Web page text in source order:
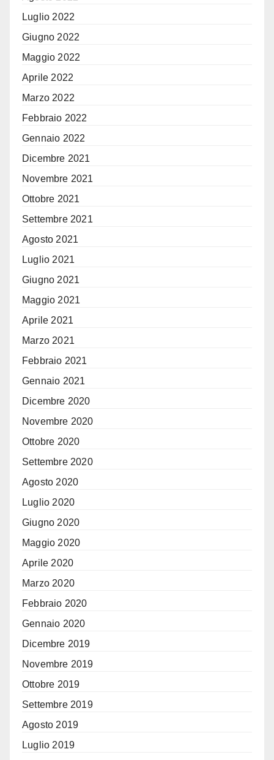
Luglio 2022
Giugno 2022
Maggio 2022
Aprile 2022
Marzo 2022
Febbraio 2022
Gennaio 2022
Dicembre 2021
Novembre 2021
Ottobre 2021
Settembre 2021
Agosto 2021
Luglio 2021
Giugno 2021
Maggio 2021
Aprile 2021
Marzo 2021
Febbraio 2021
Gennaio 2021
Dicembre 2020
Novembre 2020
Ottobre 2020
Settembre 2020
Agosto 2020
Luglio 2020
Giugno 2020
Maggio 2020
Aprile 2020
Marzo 2020
Febbraio 2020
Gennaio 2020
Dicembre 2019
Novembre 2019
Ottobre 2019
Settembre 2019
Agosto 2019
Luglio 2019